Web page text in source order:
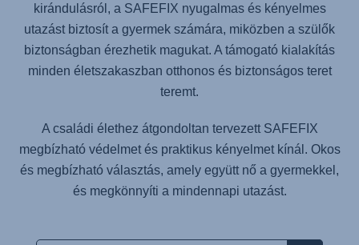
kirándulásról, a SAFEFIX nyugalmas és kényelmes
utazást biztosít a gyermek számára, miközben a szülők
biztonságban érezhetik magukat. A támogató kialakítás
minden életszakaszban otthonos és biztonságos teret
teremt.
A családi élethez átgondoltan tervezett SAFEFIX
megbízható védelmet és praktikus kényelmet kínál. Okos
és megbízható választás, amely együtt nő a gyermekkel,
és megkönnyíti a mindennapi utazást.